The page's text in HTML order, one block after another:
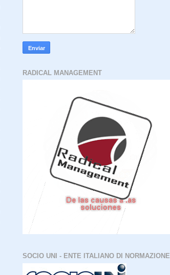
RADICAL MANAGEMENT
SOCIO UNI - ENTE ITALIANO DI NORMAZIONE